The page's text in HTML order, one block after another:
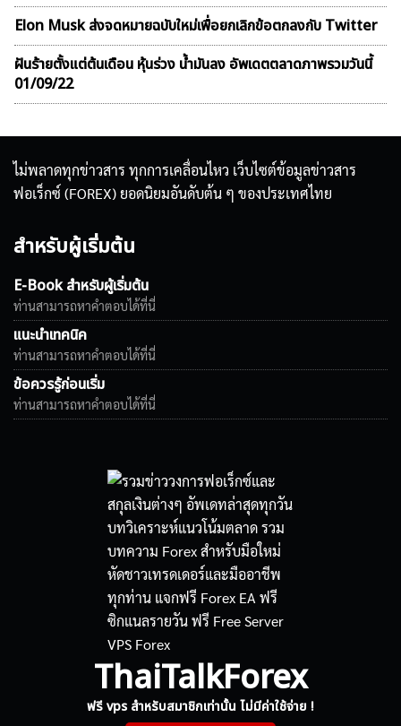
Elon Musk ส่งจดหมายฉบับใหม่เพื่อยกเลิกข้อตกลงกับ Twitter
ฝันร้ายตั้งแต่ต้นเดือน หุ้นร่วง น้ำมันลง อัพเดตตลาดภาพรวมวันนี้
01/09/22
ไม่พลาดทุกข่าวสาร ทุกการเคลื่อนไหว เว็บไซต์ข้อมูลข่าวสาร
ฟอเร็กซ์ (FOREX) ยอดนิยมอันดับต้น ๆ ของประเทศไทย
สำหรับผู้เริ่มต้น
E-Book สำหรับผู้เริ่มต้น
ท่านสามารถหาคำตอบได้ที่นี่
แนะนำเทคนิค
ท่านสามารถหาคำตอบได้ที่นี่
ข้อควรรู้ก่อนเริ่ม
ท่านสามารถหาคำตอบได้ที่นี่
ThaiTalkForex
ฟรี vps สำหรับสมาชิกเท่านั้น ไม่มีค่าใช้จ่าย !